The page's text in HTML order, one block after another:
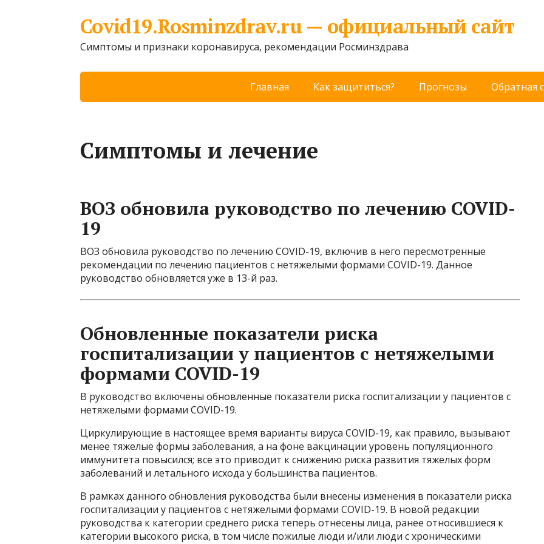
Covid19.Rosminzdrav.ru — официальный сайт
Симптомы и признаки коронавируса, рекомендации Росминздрава
Главная Как защититься? Прогнозы Обратная
Симптомы и лечение
ВОЗ обновила руководство по лечению COVID-
19
ВОЗ обновила руководство по лечению COVID-19, включив в него пересмотренные
рекомендации по лечению пациентов с нетяжелыми формами COVID-19. Данное
руководство обновляется уже в 13-й раз.
Обновленные показатели риска
госпитализации у пациентов с нетяжелыми
формами COVID-19
В руководство включены обновленные показатели риска госпитализации у пациентов с
нетяжелыми формами COVID-19.
Циркулирующие в настоящее время варианты вируса COVID-19, как правило, вызывают
менее тяжелые формы заболевания, а на фоне вакцинации уровень популяционного
иммунитета повысился; все это приводит к снижению риска развития тяжелых форм
заболеваний и летального исхода у большинства пациентов.
В рамках данного обновления руководства были внесены изменения в показатели риска
госпитализации у пациентов с нетяжелыми формами COVID-19. В новой редакции
руководства к категории среднего риска теперь отнесены лица, ранее относившиеся к
категории высокого риска, в том числе пожилые люди и/или люди с хроническими